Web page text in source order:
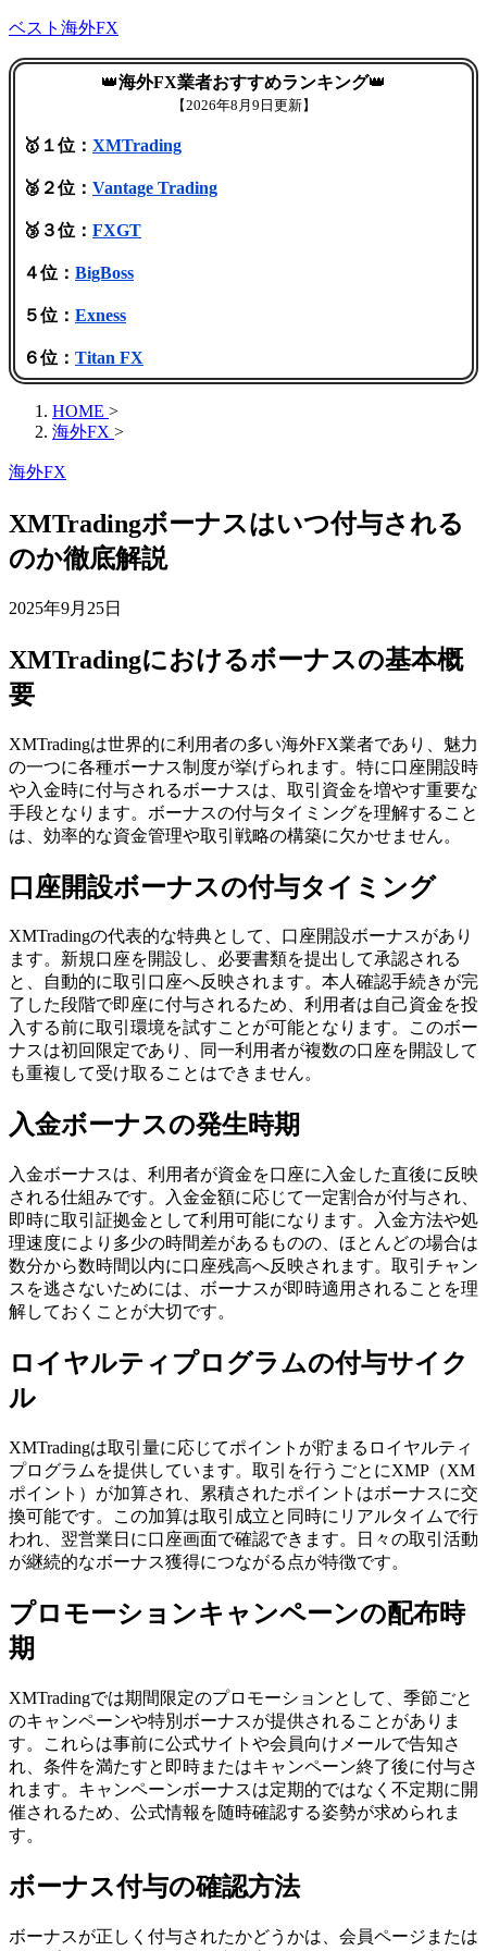
ベスト海外FX
👑海外FX業者おすすめランキング👑
【2026年8月9日更新】
🥇１位： XMTrading
🥈２位： Vantage Trading
🥉３位： FXGT
４位： BigBoss
５位： Exness
６位： Titan FX
HOME >
海外FX >
海外FX
XMTradingボーナスはいつ付与される
のか徹底解説
2025年9月25日
XMTradingにおけるボーナスの基本概
要
XMTradingは世界的に利用者の多い海外FX業者であり、魅力
の一つに各種ボーナス制度が挙げられます。特に口座開設時
や入金時に付与されるボーナスは、取引資金を増やす重要な
手段となります。ボーナスの付与タイミングを理解すること
は、効率的な資金管理や取引戦略の構築に欠かせません。
口座開設ボーナスの付与タイミング
XMTradingの代表的な特典として、口座開設ボーナスがあり
ます。新規口座を開設し、必要書類を提出して承認される
と、自動的に取引口座へ反映されます。本人確認手続きが完
了した段階で即座に付与されるため、利用者は自己資金を投
入する前に取引環境を試すことが可能となります。このボー
ナスは初回限定であり、同一利用者が複数の口座を開設して
も重複して受け取ることはできません。
入金ボーナスの発生時期
入金ボーナスは、利用者が資金を口座に入金した直後に反映
される仕組みです。入金金額に応じて一定割合が付与され、
即時に取引証拠金として利用可能になります。入金方法や処
理速度により多少の時間差があるものの、ほとんどの場合は
数分から数時間以内に口座残高へ反映されます。取引チャン
スを逃さないためには、ボーナスが即時適用されることを理
解しておくことが大切です。
ロイヤルティプログラムの付与サイク
ル
XMTradingは取引量に応じてポイントが貯まるロイヤルティ
プログラムを提供しています。取引を行うごとにXMP（XM
ポイント）が加算され、累積されたポイントはボーナスに交
換可能です。この加算は取引成立と同時にリアルタイムで行
われ、翌営業日に口座画面で確認できます。日々の取引活動
が継続的なボーナス獲得につながる点が特徴です。
プロモーションキャンペーンの配布時
期
XMTradingでは期間限定のプロモーションとして、季節ごと
のキャンペーンや特別ボーナスが提供されることがありま
す。これらは事前に公式サイトや会員向けメールで告知さ
れ、条件を満たすと即時またはキャンペーン終了後に付与さ
れます。キャンペーンボーナスは定期的ではなく不定期に開
催されるため、公式情報を随時確認する姿勢が求められま
す。
ボーナス付与の確認方法
ボーナスが正しく付与されたかどうかは、会員ページまたは